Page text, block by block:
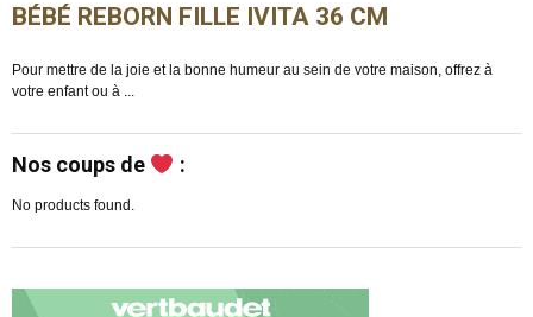
BÉBÉ REBORN FILLE IVITA 36 CM
Pour mettre de la joie et la bonne humeur au sein de votre maison, offrez à
votre enfant ou à ...
Nos coups de :
No products found.